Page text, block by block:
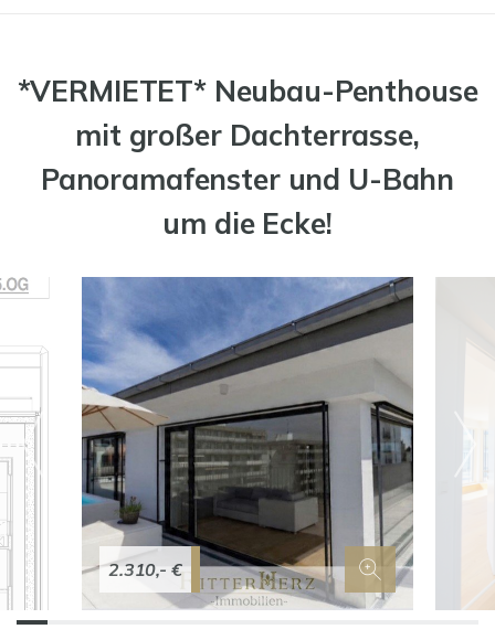
*VERMIETET* Neubau-Penthouse
mit großer Dachterrasse,
Panoramafenster und U-Bahn
um die Ecke!
2.310,- €